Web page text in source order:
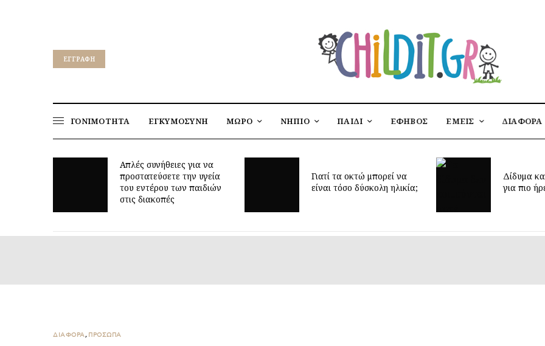
EΓΓΡΑΦΉ
ΓΟΝΙΜΟΤΗΤΑ ΕΓΚΥΜΟΣΥΝΗ ΜΩΡΟ ΝΗΠΙΟ ΠΑΙΔΙ ΕΦΗΒΟΣ ΕΜΕΙΣ ΔΙΑΦΟΡΑ
Γιατί τα οκτώ μπορεί να
είναι τόσο δύσκολη ηλικία;
Δίδυμα και ύπνος: μυστικά
για πιο ήρεμες νύχτες
ΔΙΑΦΟΡΑ, ΠΡΟΣΩΠΑ